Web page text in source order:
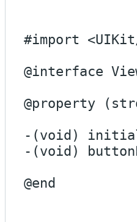
#import
@interface
@property
-(void)
-(void)
@end